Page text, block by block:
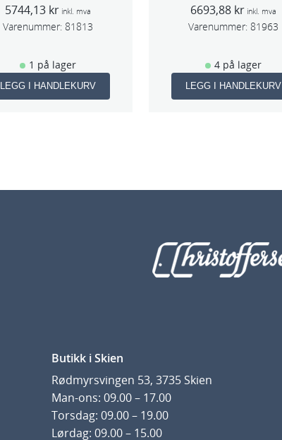
slag 75mm
5744,13 kr inkl. mva
Varenummer: 81813
1 på lager
LEGG I HANDLEKURV
slag 75mm
6693,88 kr inkl. mva
Varenummer: 81963
4 på lager
LEGG I HANDLEKURV
Butikk i Skien
Rødmyrsvingen 53, 3735 Skien
Man-ons: 09.00 – 17.00
Torsdag: 09.00 – 19.00
Lørdag: 09.00 – 15.00